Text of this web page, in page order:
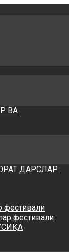
ВА
ДАРСЛАР
фестивали
фестивали